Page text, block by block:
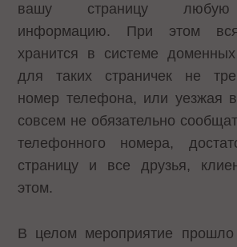
вашу страницу любую
информацию. При этом
хранится в системе
для таких страничек не
номер телефона, или уезжая в
совсем не обязательно
телефонного номера,
страницу и все друзья,
этом.
В целом мероприятие прошло